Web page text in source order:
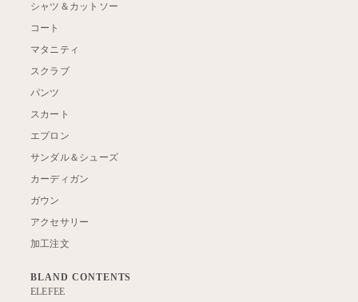
シャツ＆カットソー
コート
マタニティ
スクラブ
パンツ
スカート
エプロン
サンダル＆シューズ
カーディガン
ガウン
アクセサリー
加工注文
BLAND CONTENTS
ELEFEE